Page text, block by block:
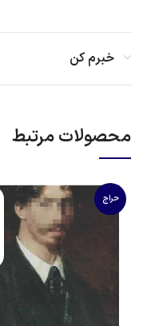
خبرم کن
محصولات مرتبط
حراج